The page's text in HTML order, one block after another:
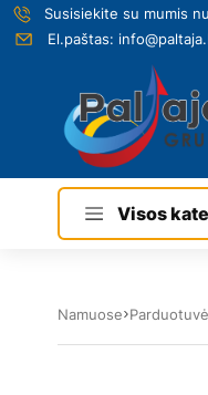
Susisiekite su mumis
El.paštas:
Visos
Namuose Parduotuvė